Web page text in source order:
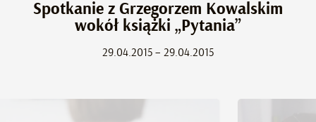
Spotkanie z Grzegorzem Kowalskim
wokół książki „Pytania”
29.04.2015 – 29.04.2015